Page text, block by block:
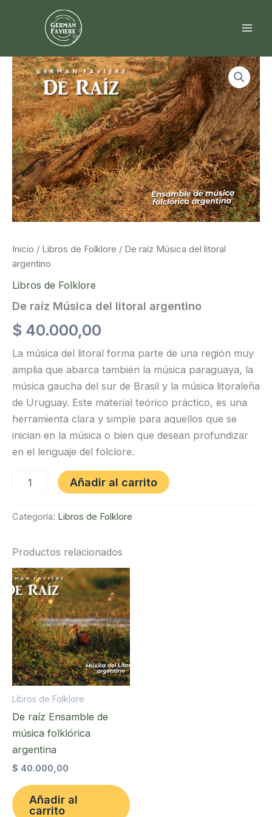
Inicio / Libros de Folklore / De raíz Música del litoral
argentino
Libros de Folklore
De raíz Música del litoral argentino
$ 40.000,00
La música del litoral forma parte de una región muy
amplia que abarca también la música paraguaya, la
música gaucha del sur de Brasil y la música litoraleña
de Uruguay. Este material teórico práctico, es una
herramienta clara y simple para aquellos que se
inician en la música o bien que desean profundizar
en el lenguaje del folclore.
del
cantidad
Añadir al carrito
Categoría: Libros de Folklore
Productos relacionados
Libros de Folklore
De raíz Ensamble de
música folklórica
argentina
$ 40.000,00
Añadir al
carrito